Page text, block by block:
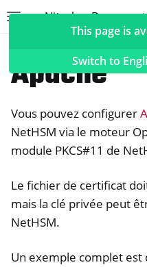
Nitrokey
navigation of Nitrokeys
navigation of NitroPad,
navigation of NextBox
navigation of NetHSM
Apache
Vous pouvez configurer
NetHSM via le moteur
module PKCS#11 de
Le fichier de certificat
mais la clé privée peut
NetHSM.
Un exemple complet est
This page is
Switch to